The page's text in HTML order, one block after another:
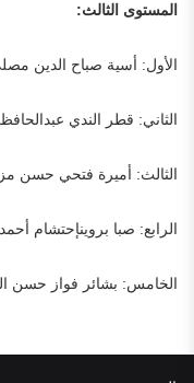
المستوى الثالث:
الأول: أسية صباح الدين
الثاني: قطر الندي
الثالث: أميرة فتحي حسن
الرابع: صبا بروينإحتشام
الخامس: بشائر فواز حسن